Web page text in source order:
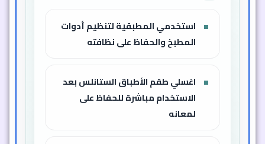
استخدمي المطبقية لتنظيم أدوات
المطبخ والحفاظ على نظافته
اغسلي طقم الأطباق الستانلس بعد
الاستخدام مباشرة للحفاظ على
لمعانه